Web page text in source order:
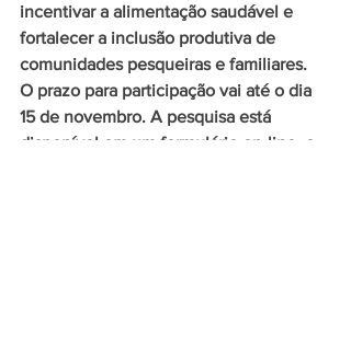
incentivar a alimentação saudável e
fortalecer a inclusão produtiva de
comunidades pesqueiras e familiares.
O prazo para participação vai até o dia
15 de novembro. A pesquisa está
disponível em um formulário on-line, e